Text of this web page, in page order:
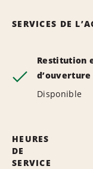
SERVICES DE
Restitution
d’ouverture
Disponible
HEURES
DE
SERVICE